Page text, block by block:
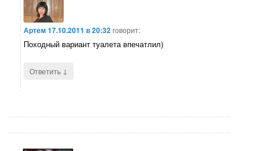
Артем 17.10.2011 в 20:32говорит:
Походный вариант туалета впечатлил)
Ответить ↓